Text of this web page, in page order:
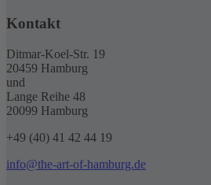
Kontakt
Ditmar-Koel-Str. 19
20459 Hamburg
und
Lange Reihe 48
20099 Hamburg
+49 (40) 41 42 44 19
info@the-art-of-hamburg.de